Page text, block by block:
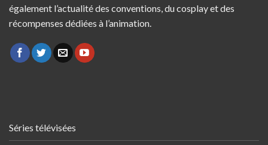
également l’actualité des conventions, du cosplay et des
récompenses dédiées à l’animation.
Séries télévisées